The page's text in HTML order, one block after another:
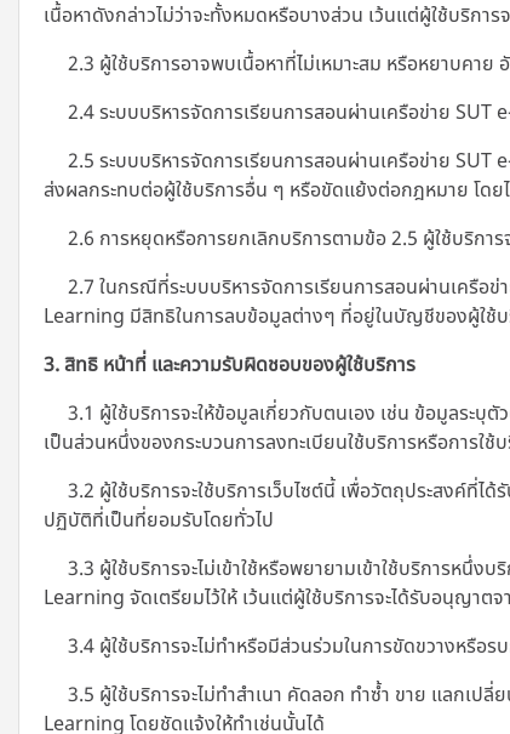
เนื้อหาดังกล่าวไม่ว่าจะทั้งหมดหรือบางส่วน เว้นแต่ผู้ใช้บริกา
2.3 ผู้ใช้บริการอาจพบเนื้อหาที่ไม่เหมาะสม หรือหยาบคาย
2.4 ระบบบริหารจัดการเรียนการสอนผ่านเครือข่าย SUT
2.5 ระบบบริหารจัดการเรียนการสอนผ่านเครือข่าย SUT
ส่งผลกระทบต่อผู้ใช้บริการอื่น ๆ หรือขัดแย้งต่อกฎหมาย โดย
2.6 การหยุดหรือการยกเลิกบริการตามข้อ 2.5 ผู้ใช้บริการ
2.7 ในกรณีที่ระบบบริหารจัดการเรียนการสอนผ่านเครือข่
Learning มีสิทธิในการลบข้อมูลต่างๆ ที่อยู่ในบัญชีของผู้ใช้บ
3. สิทธิ หน้าที่ และความรับผิดชอบของผู้ใช้บริการ
3.1 ผู้ใช้บริการจะให้ข้อมูลเกี่ยวกับตนเอง เช่น ข้อมูลระบุ
เป็นส่วนหนึ่งของกระบวนการลงทะเบียนใช้บริการหรือการใช้
3.2 ผู้ใช้บริการจะใช้บริการเว็บไซต์นี้ เพื่อวัตถุประสงค์ที่
ปฏิบัติที่เป็นที่ยอมรับโดยทั่วไป
3.3 ผู้ใช้บริการจะไม่เข้าใช้หรือพยายามเข้าใช้บริการหนึ่ง
Learning จัดเตรียมไว้ให้ เว้นแต่ผู้ใช้บริการจะได้รับอนุญา
3.4 ผู้ใช้บริการจะไม่ทำหรือมีส่วนร่วมในการขัดขวางหรือ
3.5 ผู้ใช้บริการจะไม่ทำสำเนา คัดลอก ทำซ้ำ ขาย แลกเปลี่
Learning โดยชัดแจ้งให้ทำเช่นนั้นได้